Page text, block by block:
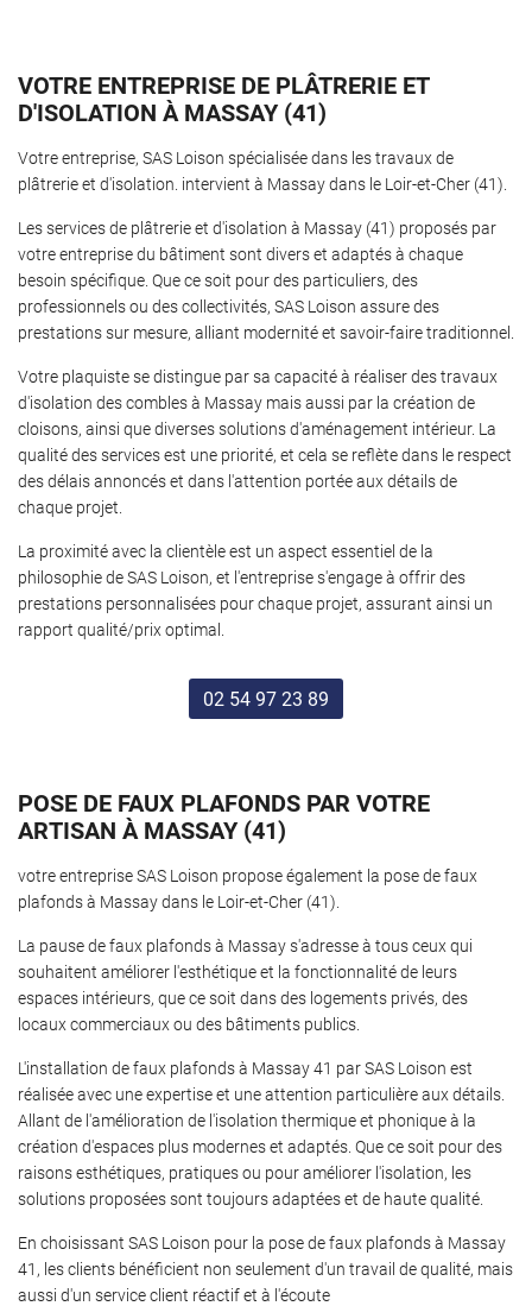
Accueil
Isolaton
plafonds
réalisatons
Avis
Contact
Une
02 54 97 23
Rejoignez-
VOTRE ENTREPRISE DE PLÂTRERIE ET
D'ISOLATION À MASSAY (41)
Votre entreprise, SAS Loison spécialisée dans les travaux de
plâtrerie et d'isolation. intervient à Massay dans le Loir-et-Cher (41).
Les services de plâtrerie et d'isolation à Massay (41) proposés par
votre entreprise du bâtiment sont divers et adaptés à chaque
besoin spécifique. Que ce soit pour des particuliers, des
professionnels ou des collectivités, SAS Loison assure des
prestations sur mesure, alliant modernité et savoir-faire traditionnel.
Votre plaquiste se distingue par sa capacité à réaliser des travaux
d'isolation des combles à Massay mais aussi par la création de
cloisons, ainsi que diverses solutions d'aménagement intérieur. La
qualité des services est une priorité, et cela se reflète dans le respect
des délais annoncés et dans l'attention portée aux détails de
chaque projet.
La proximité avec la clientèle est un aspect essentiel de la
philosophie de SAS Loison, et l'entreprise s'engage à offrir des
prestations personnalisées pour chaque projet, assurant ainsi un
rapport qualité/prix optimal.
02 54 97 23 89
POSE DE FAUX PLAFONDS PAR VOTRE
ARTISAN À MASSAY (41)
votre entreprise SAS Loison propose également la pose de faux
plafonds à Massay dans le Loir-et-Cher (41).
La pause de faux plafonds à Massay s'adresse à tous ceux qui
souhaitent améliorer l'esthétique et la fonctionnalité de leurs
espaces intérieurs, que ce soit dans des logements privés, des
locaux commerciaux ou des bâtiments publics.
L'installation de faux plafonds à Massay 41 par SAS Loison est
réalisée avec une expertise et une attention particulière aux détails.
Allant de l'amélioration de l'isolation thermique et phonique à la
création d'espaces plus modernes et adaptés. Que ce soit pour des
raisons esthétiques, pratiques ou pour améliorer l'isolation, les
solutions proposées sont toujours adaptées et de haute qualité.
En choisissant SAS Loison pour la pose de faux plafonds à Massay
41, les clients bénéficient non seulement d'un travail de qualité, mais
aussi d'un service client réactif et à l'écoute